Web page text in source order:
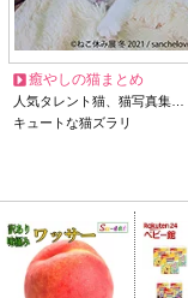
癒やしの猫まとめ
人気タレント猫、猫写真集…
キュートな猫ズラリ